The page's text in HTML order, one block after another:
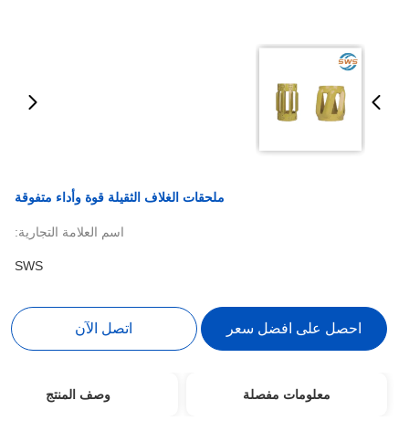
ملحقات الغلاف الثقيلة قوة وأداء متفوقة
اسم العلامة التجارية:
SWS
احصل على افضل سعر اتصل الآن
معلومات مفصلة وصف المنتج